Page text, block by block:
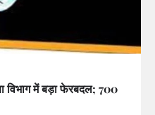
में बड़ा फेरबदल; 700